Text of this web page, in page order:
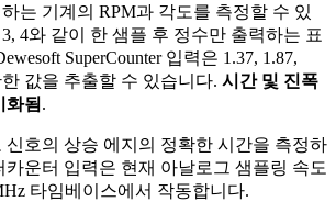
는 기계의 RPM과 각도를 측정할 수 있
3, 4와 같이 한 샘플 후 정수만 출력하는 표
SuperCounter 입력은 1.37, 1.87,
값을 추출할 수 있습니다. 시간 및 진폭
화됨 .
신호의 상승 에지의 정확한 시간을 측정하
카운터 입력은 현재 아날로그 샘플링 속도
타임베이스에서 작동합니다.